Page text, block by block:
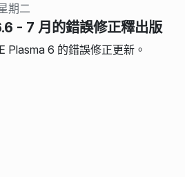
期二
- 7 月的錯誤修正釋出版
Plasma 6 的錯誤修正更新。